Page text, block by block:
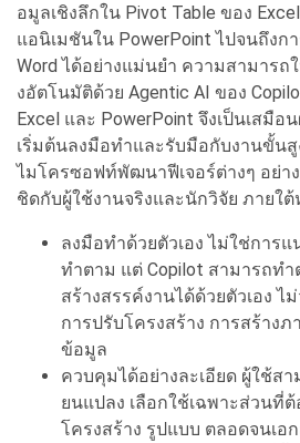
อมูลเชิงลึกใน Pivot Table ของ
แอนิเมชันใน PowerPointไปจนถึงก
Word ได้อย่างแม่นยำ ความสามารถ
งอัตโนมัติด้วย Agentic AI ของ
Excel และ PowerPoint จึงเป็นเสมือ
เริ่มต้นลงมือทำและรับมือกับงานขั้น
ไมโครซอฟท์พัฒนาฟีเจอร์ต่างๆ อย่า
ชิดกับผู้ใช้งานจริงและนักวิจัย ภายใ
ลงมือทำด้วยตัวเอง ไม่ใช่การ
ทำตาม แต่ Copilot สามารถท
สร้างสรรค์งานได้ด้วยตัวเอง ไ
การปรับโครงสร้าง การสร้าง
ข้อมูล
ควบคุมได้อย่างละเอียด ผู้ใช้ส
ยนแปลง เลือกใช้เฉพาะส่วนที่
โครงสร้าง รูปแบบ ตลอดจนเ